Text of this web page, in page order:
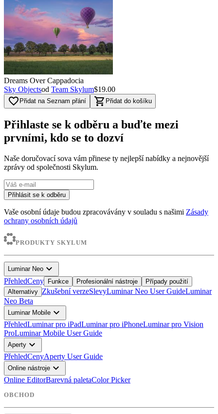
Dreams Over Cappadocia
Sky Objectsod Team Skylum$19.00
favorite_border Přidat na Seznam přání shopping_cart Přidat do košíku
Přihlaste se k odběru a buďte mezi
prvními, kdo se to dozví
Naše doručovací sova vám přinese ty nejlepší nabídky a nejnovější
zprávy od společnosti Skylum.
Přihlásit se k odběru
Vaše osobní údaje budou zpracovávány v souladu s našimi Zásady
ochrany osobních údajů
PRODUKTY SKYLUM
Luminar Neo expand_more
PřehledCeny Funkce Profesionální nástroje
Případy použití
Alternativy Zkušební verzeSlevyLuminar Neo User GuideLuminar
Neo Beta
Luminar Mobile expand_more
PřehledLuminar pro iPadLuminar pro iPhoneLuminar pro Vision
ProLuminar Mobile User Guide
Aperty expand_more
PřehledCenyAperty User Guide
Online nástroje expand_more
Online EditorBarevná paletaColor Picker
OBCHOD